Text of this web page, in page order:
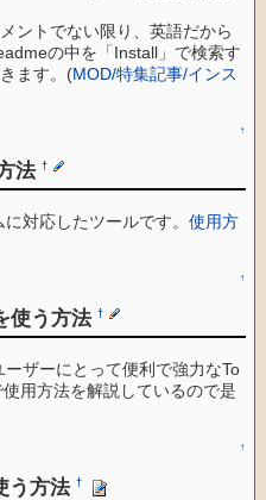
ントでない限り、英語だから
の中を「Install」で検索す
ます。(MOD/特集記事/インス
↑
法†
対応したツールです。使用方
↑
使う方法†
ザーにとって便利で強力なTo
使用方法を解説しているので是
↑
う方法†